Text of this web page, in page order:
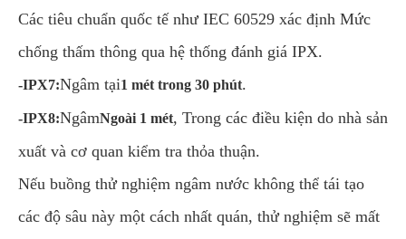
Các tiêu chuẩn quốc tế như IEC 60529 xác định Mức
chống thấm thông qua hệ thống đánh giá IPX.
-IPX7:Ngâm tại1 mét trong 30 phút.
-IPX8:NgâmNgoài 1 mét, Trong các điều kiện do nhà sản
xuất và cơ quan kiểm tra thỏa thuận.
Nếu buồng thử nghiệm ngâm nước không thể tái tạo
các độ sâu này một cách nhất quán, thử nghiệm sẽ mất